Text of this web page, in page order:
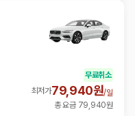
무료취소
최저가79,940원/일
총 요금 79,940원